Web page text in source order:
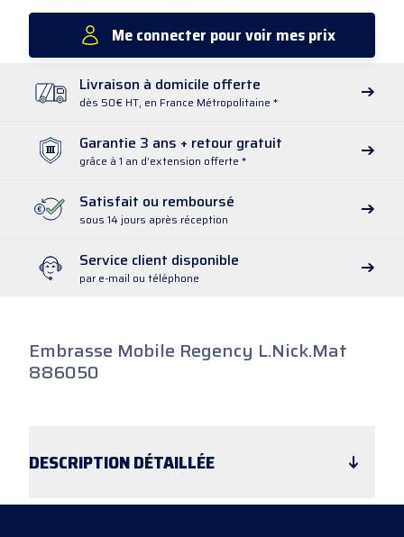
Me connecter pour voir mes prix
Livraison à domicile offerte
dès 50€ HT, en France Métropolitaine *
Garantie 3 ans + retour gratuit
grâce à 1 an d’extension offerte *
Satisfait ou remboursé
sous 14 jours après réception
Service client disponible
par e-mail ou téléphone
Embrasse Mobile Regency L.Nick.Mat
886050
DESCRIPTIONDÉTAILLÉE
Embrasse Mobile Contemporaine 886050